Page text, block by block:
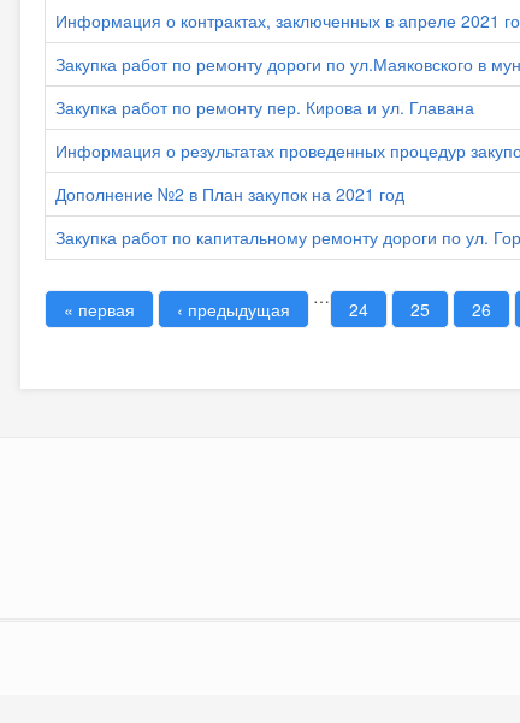
Информация о контрактах, заключенных в апреле 2021
Закупка работ по ремонту дороги по ул.Маяковского в
Закупка работ по ремонту пер. Кирова и ул. Главана
Информация о результатах проведенных процедур
Дополнение №2 в План закупок на 2021 год
Закупка работ по капитальному ремонту дороги по ул.
Страницы
« первая ‹ предыдущая
…
24 25 26